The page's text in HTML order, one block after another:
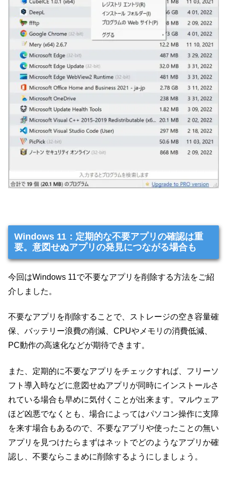
Windows 11：定期的な不要アプリの確認は重
要。意図せぬアプリの発見につながる場合も
今回はWindows 11で不要なアプリを削除する方法をご紹
介しました。
不要なアプリを削除することで、ストレージの空き容量確
保、バッテリー浪費の削減、CPUやメモリの消費低減、
PC動作の高速化などが期待できます。
また、定期的に不要なアプリをチェックすれば、フリーソ
フト導入時などに意図せぬアプリが同時にインストールさ
れている場合も早めに気付くことが出来ます。マルウェア
ほど凶悪でなくとも、場合によってはパソコン操作に支障
を来す場合もあるので、不要なアプリや使ったことの無い
アプリを見つけたらまずはネットでどのようなアプリか確
認し、不要ならこまめに削除するようにしましょう。